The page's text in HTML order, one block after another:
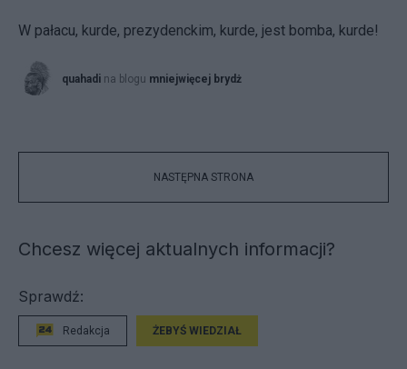
W pałacu, kurde, prezydenckim, kurde, jest bomba, kurde!
quahadi na blogu mniejwięcej brydż
NASTĘPNA STRONA
Chcesz więcej aktualnych informacji?
Sprawdź:
Redakcja ŻEBYŚ WIEDZIAŁ